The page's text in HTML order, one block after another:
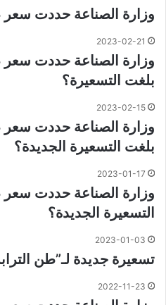
وزارة الصناعة حددت سعر
2023-02-21
وزارة الصناعة حددت سعر
بلغت التسعيرة؟
2023-02-15
وزارة الصناعة حددت سعر
بلغت التسعيرة الجديدة؟
2023-01-17
وزارة الصناعة حددت سعر
التسعيرة الجديدة؟
2023-01-03
تسعيرة جديدة لـ”طن
2022-11-23